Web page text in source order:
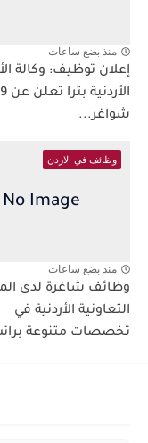
منذ بضع ساعات
إعلان توظيف: وكالة
الأردنية بترا تعلن عن 9
شواغر...
وظائف في الاردن
منذ بضع ساعات
وظائف شاغرة لدى
التعاونية الأردنية في
تخصصات متنوعة